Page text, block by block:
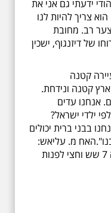
ידעתי גם אני את
צריך להיות לנו
רב. מחובת
של דיזנגוף, ישכין
קטנה
קטנה ונידחת.
אנחנו עדים
ילדי ישראל?
בבני ברית יכולים
מ. עליאש:
אמר תפילת אל מלא רחמים. בשעה 7 שש וחצי לפנות